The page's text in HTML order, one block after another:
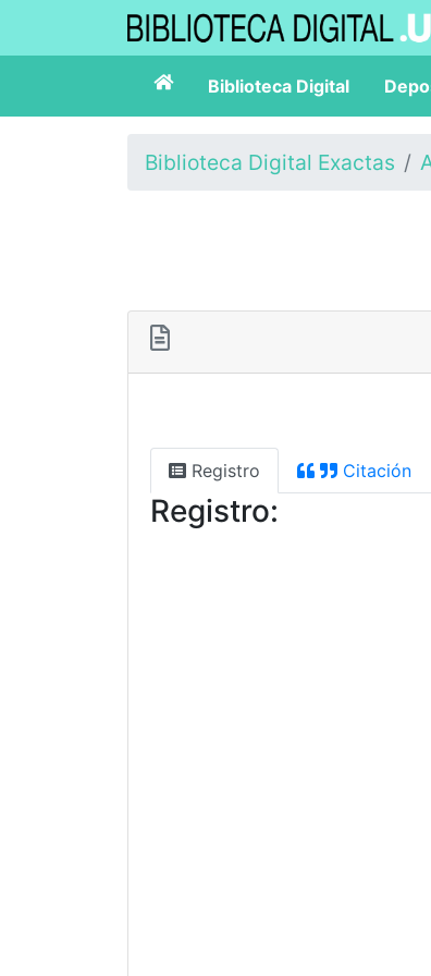
Biblioteca Digital
Biblioteca Digital Exactas
Registro Citación
Registro: